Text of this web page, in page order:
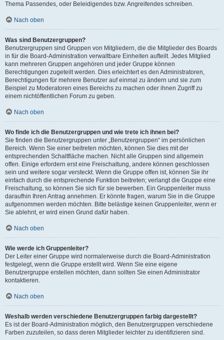
Thema Passendes, oder Beleidigendes bzw. Angreifendes schreiben.
Nach oben
Was sind Benutzergruppen?
Benutzergruppen sind Gruppen von Mitgliedern, die die Mitglieder des Boards
in für die Board-Administration verwaltbare Einheiten aufteilt. Jedes Mitglied
kann mehreren Gruppen angehören und jeder Gruppe können
Berechtigungen zugeteilt werden. Dies erleichtert es den Administratoren,
Berechtigungen für mehrere Benutzer auf einmal zu ändern und sie zum
Beispiel zu Moderatoren eines Bereichs zu machen oder ihnen Zugriff zu
einem nichtöffentlichen Forum zu geben.
Nach oben
Wo finde ich die Benutzergruppen und wie trete ich ihnen bei?
Sie finden die Benutzergruppen unter „Benutzergruppen“ im persönlichen
Bereich. Wenn Sie einer beitreten möchten, können Sie dies mit der
entsprechenden Schaltfläche machen. Nicht alle Gruppen sind allgemein
offen. Einige erfordern erst eine Freischaltung, andere können geschlossen
sein und weitere sogar versteckt. Wenn die Gruppe offen ist, können Sie ihr
einfach durch die entsprechende Funktion beitreten; verlangt die Gruppe eine
Freischaltung, so können Sie sich für sie bewerben. Ein Gruppenleiter muss
daraufhin Ihren Antrag annehmen. Er könnte fragen, warum Sie in die Gruppe
aufgenommen werden möchten. Bitte belästige keinen Gruppenleiter, wenn er
Sie ablehnt, er wird einen Grund dafür haben.
Nach oben
Wie werde ich Gruppenleiter?
Der Leiter einer Gruppe wird normalerweise durch die Board-Administration
festgelegt, wenn die Gruppe erstellt wird. Wenn Sie eine eigene
Benutzergruppe erstellen möchten, dann sollten Sie einen Administrator
kontaktieren.
Nach oben
Weshalb werden verschiedene Benutzergruppen farbig dargestellt?
Es ist der Board-Administration möglich, den Benutzergruppen verschiedene
Farben zuzuteilen, so dass deren Mitglieder leichter zu identifizieren sind.